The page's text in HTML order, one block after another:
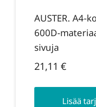
AUSTER. A4-
600D-
sivuja
21,11 €
Lisää